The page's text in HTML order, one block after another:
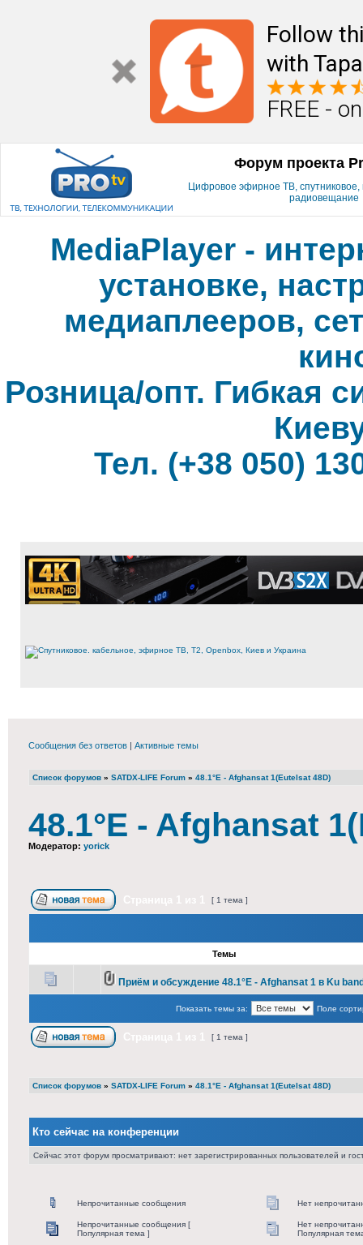
Follow
with
FREE -
Форум проекта
Цифровое эфирное ТВ, спутниковое,
радиовещание
MediaPlayer -
установке,
медиаплееров,
Розница/опт. Гибкая
Тел. (+38 050)
Сообщения без ответов | Активные темы
Список форумов » SATDX-LIFE Forum » 48.1°E - Afghansat 1(Eutelsat 48D)
48.1°E - Afghansat
Модератор: yorick
[ 1 тема ]
Темы
Приём и обсуждение 48.1°E - Afghansat 1 в Ku
Показать темы за: Поле
[ 1 тема ]
Список форумов » SATDX-LIFE Forum » 48.1°E - Afghansat 1(Eutelsat 48D)
Кто сейчас на конференции
Сейчас этот форум просматривают: нет зарегистрированных пользователей и
Непрочитанные сообщения Нет
Непрочитанные сообщения [
Популярная тема ]
Нет
Популярная